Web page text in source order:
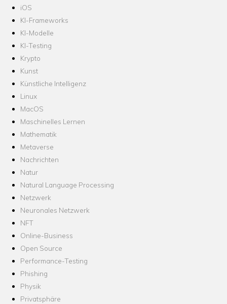
iOS
KI-Frameworks
KI-Modelle
KI-Testing
Krypto
Kunst
Künstliche Intelligenz
Linux
MacOS
Maschinelles Lernen
Mathematik
Metaverse
Nachrichten
Natur
Natural Language Processing
Netzwerk
Neuronales Netzwerk
NFT
Online-Business
Open Source
Performance-Testing
Phishing
Physik
Privatsphäre